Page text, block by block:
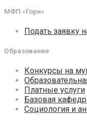
МФП «Горн»
Подать заявку
Образование
Конкурсы на
Платные услуги
Базовая
Социология и